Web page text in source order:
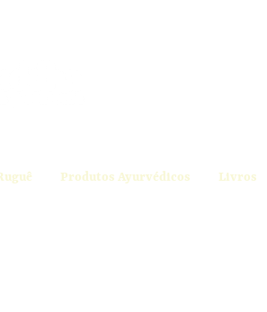
Produtos Ayurvédicos Livros